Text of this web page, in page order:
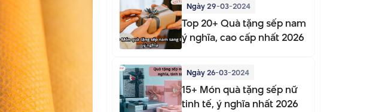
Ngày 29-03-2024
Top 20+ Quà tặng sếp nam
ý nghĩa, cao cấp nhất 2026
Ngày 26-03-2024
15+ Món quà tặng sếp nữ
tinh tế, ý nghĩa nhất 2026